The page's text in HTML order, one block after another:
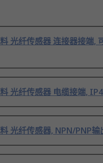
光纤传感器 连接器接端,
光纤传感器 电缆接端,
光纤传感器, NPN/PNP输